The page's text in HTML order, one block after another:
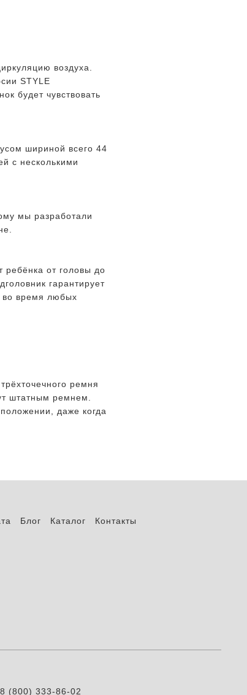
воздуха.
STYLE
будет чувствовать
шириной всего 44
с несколькими
мы разработали
ребёнка от головы до
гарантирует
во время любых
ремня
штатным ремнем.
даже когда
Блог Каталог Контакты
(800) 333-86-02